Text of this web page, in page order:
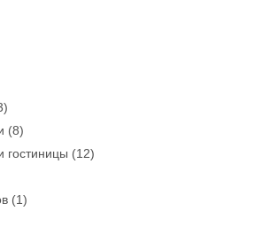
(8)
гостиницы (12)
(1)